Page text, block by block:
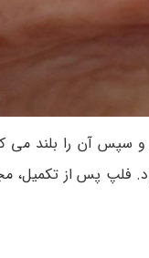
آن را بلند می
فلپ پس از تکمیل،